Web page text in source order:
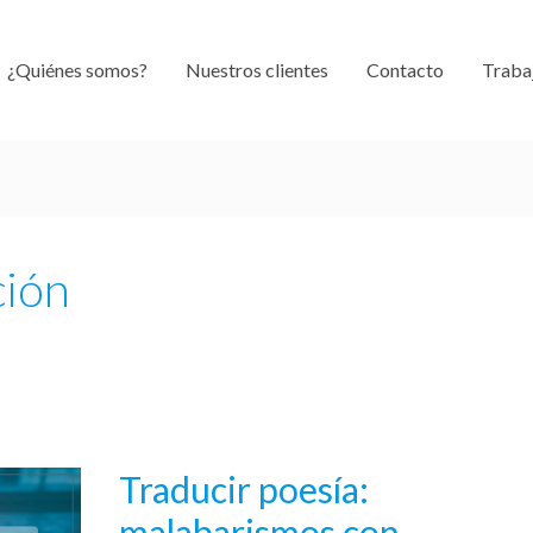
¿Quiénes somos? Nuestros clientes Contacto
Traducir poesía:
Traducir